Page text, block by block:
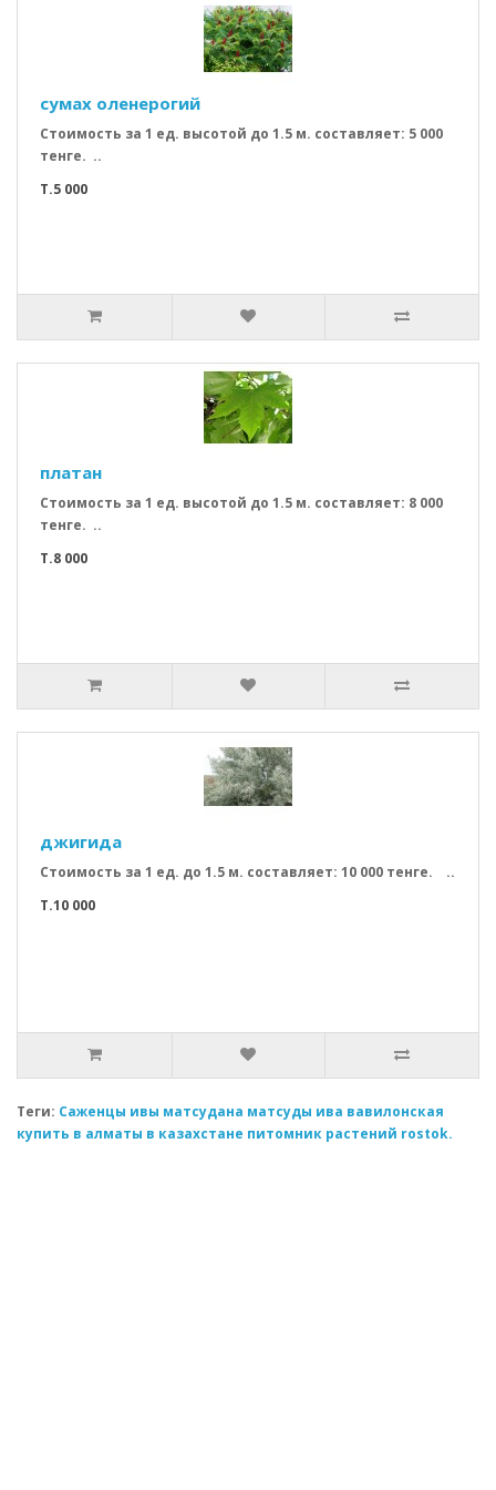
сумах оленерогий
Стоимость за 1 ед. высотой до 1.5 м. составляет: 5 000
тенге. ..
T.5 000
платан
Стоимость за 1 ед. высотой до 1.5 м. составляет: 8 000
тенге. ..
T.8 000
джигида
Стоимость за 1 ед. до 1.5 м. составляет: 10 000 тенге. ..
T.10 000
Теги: Саженцы ивы матсудана матсуды ива вавилонская
купить в алматы в казахстане питомник растений rostok.